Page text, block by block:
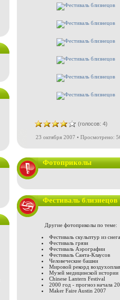
(голосов: 4)
23 октября 2007 • Просмотрено:
Фотоприколы
Фестиваль близнецов
Другие фотоприколы по теме:
Фестиваль скульптур из
Фестиваль грязи
Фестиваль Аэрографии
Фестиваль Санта-Клаусов
Человеческие башни
Мировой рекорд
Музей медицинской истории
Chinese Lantern Festival
2000 год - прогноз начала 20
Maker Faire Austin 2007